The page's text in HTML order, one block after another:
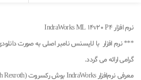
نرم افزار IndraWorks ML 14v20 P4
گرامی ارائه می گردد.
معرفی نرم‌افزار IndraWorks بوش رکسروت (Bosch Rexroth)